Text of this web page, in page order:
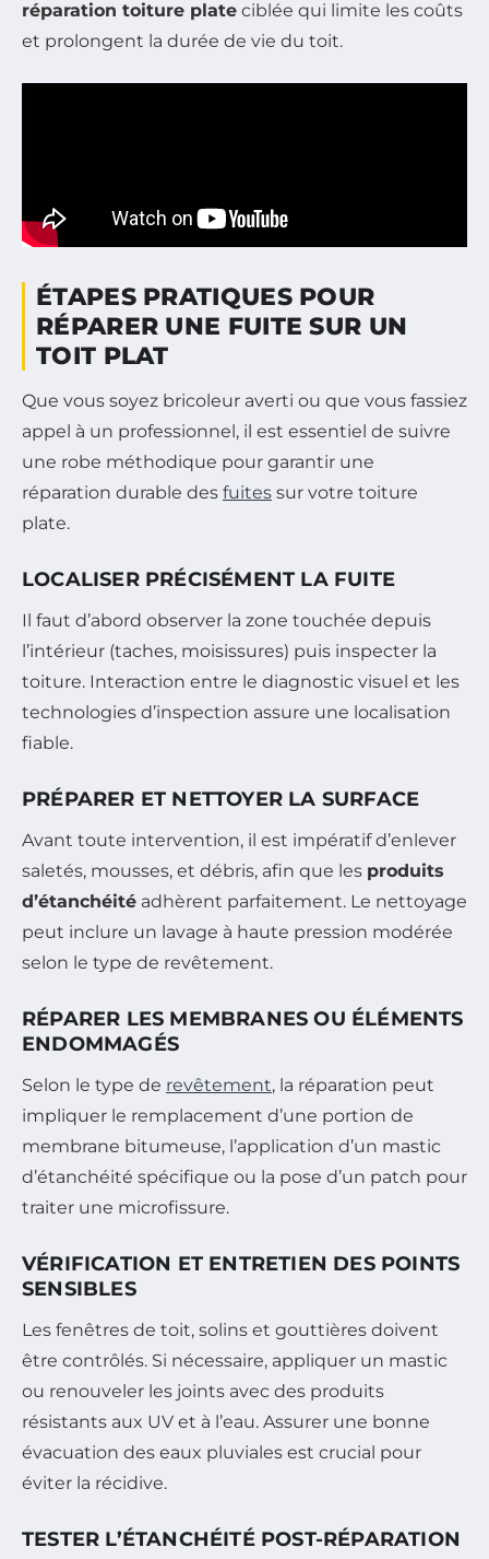
réparation toiture plate ciblée qui limite les coûts
et prolongent la durée de vie du toit.
ÉTAPES PRATIQUES POUR
RÉPARER UNE FUITE SUR UN
TOIT PLAT
Que vous soyez bricoleur averti ou que vous fassiez
appel à un professionnel, il est essentiel de suivre
une robe méthodique pour garantir une
réparation durable des fuites sur votre toiture
plate.
LOCALISER PRÉCISÉMENT LA FUITE
Il faut d’abord observer la zone touchée depuis
l’intérieur (taches, moisissures) puis inspecter la
toiture. Interaction entre le diagnostic visuel et les
technologies d’inspection assure une localisation
fiable.
PRÉPARER ET NETTOYER LA SURFACE
Avant toute intervention, il est impératif d’enlever
saletés, mousses, et débris, afin que les produits
d’étanchéité adhèrent parfaitement. Le nettoyage
peut inclure un lavage à haute pression modérée
selon le type de revêtement.
RÉPARER LES MEMBRANES OU ÉLÉMENTS
ENDOMMAGÉS
Selon le type de revêtement, la réparation peut
impliquer le remplacement d’une portion de
membrane bitumeuse, l’application d’un mastic
d’étanchéité spécifique ou la pose d’un patch pour
traiter une microfissure.
VÉRIFICATION ET ENTRETIEN DES POINTS
SENSIBLES
Les fenêtres de toit, solins et gouttières doivent
être contrôlés. Si nécessaire, appliquer un mastic
ou renouveler les joints avec des produits
résistants aux UV et à l’eau. Assurer une bonne
évacuation des eaux pluviales est crucial pour
éviter la récidive.
TESTER L’ÉTANCHÉITÉ POST-RÉPARATION